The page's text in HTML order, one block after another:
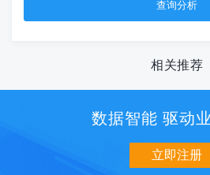
相关推荐
数据智能 驱动
立即注册